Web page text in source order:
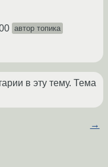
автор топика
в эту тему. Тема
→